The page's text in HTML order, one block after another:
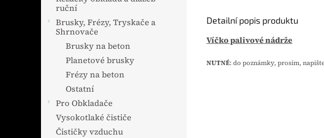
ruční
Brusky, Frézy, Tryskače a
Shrnovače
Brusky na beton
Planetové brusky
Frézy na beton
Ostatní
Pro Obkladače
Vysokotlaké čističe
Čističky vzduchu
e
0
0
Detailní popis produktu
Víčko palivové nádrže
NUTNÉ: do poznámky, prosím,